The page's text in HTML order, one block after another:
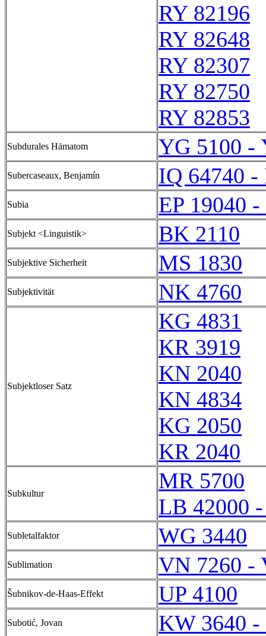
RY 82196
RY 82648
RY 82307
RY 82750
RY 82853
Subdurales Hämatom YG 5100 -
Subercaseaux, Benjamín IQ 64740 -
Subia EP 19040
Subjekt <Linguistik> BK 2110
Subjektive Sicherheit MS 1830
Subjektivität NK 4760
Subjektloser Satz
KG 4831
KR 3919
KN 2040
KN 4834
KG 2050
KR 2040
Subkultur
MR 5700
LB 42000
Subletalfaktor WG 3440
Sublimation VN 7260 -
Šubnikov-de-Haas-Effekt UP 4100
Subotić, Jovan
KW 3640